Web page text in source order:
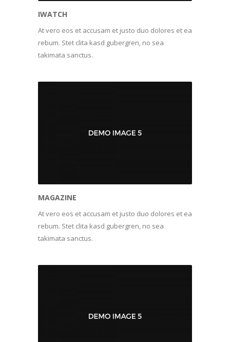
IWATCH
At vero eos et accusam et justo duo dolores et ea
rebum. Stet clita kasd gubergren, no sea
takimata sanctus.
MAGAZINE
At vero eos et accusam et justo duo dolores et ea
rebum. Stet clita kasd gubergren, no sea
takimata sanctus.